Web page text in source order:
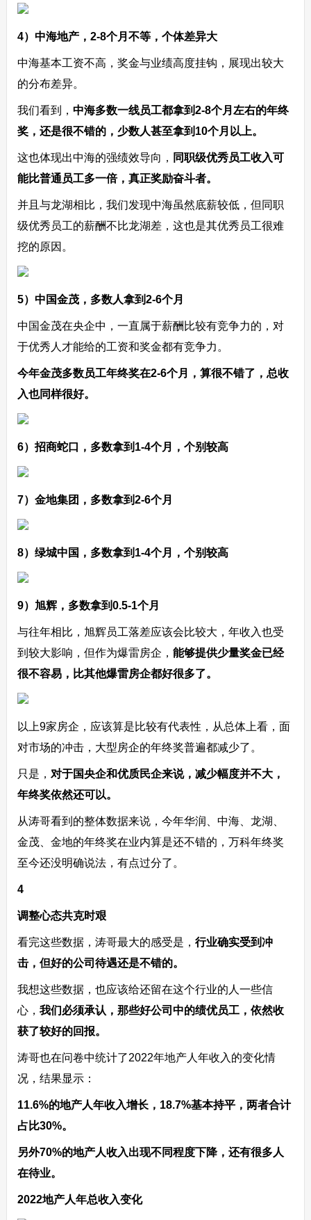
4）中海地产，2-8个月不等，个体差异大
中海基本工资不高，奖金与业绩高度挂钩，展现出较大
的分布差异。
我们看到， 中海多数一线员工都拿到2-8个月左右的年终
奖，还是很不错的，少数人甚至拿到10个月以上。
这也体现出中海的强绩效导向， 同职级优秀员工收入可
能比普通员工多一倍，真正奖励奋斗者。
并且与龙湖相比，我们发现中海虽然底薪较低，但同职
级优秀员工的薪酬不比龙湖差，这也是其优秀员工很难
挖的原因。
5）中国金茂，多数人拿到2-6个月
中国金茂在央企中，一直属于薪酬比较有竞争力的，对
于优秀人才能给的工资和奖金都有竞争力。
今年金茂多数员工年终奖在2-6个月，算很不错了，总收
入也同样很好。
6）招商蛇口，多数拿到1-4个月，个别较高
7）金地集团，多数拿到2-6个月
8）绿城中国，多数拿到1-4个月，个别较高
9）旭辉，多数拿到0.5-1个月
与往年相比，旭辉员工落差应该会比较大，年收入也受
到较大影响，但作为爆雷房企， 能够提供少量奖金已经
很不容易，比其他爆雷房企都好很多了。
以上9家房企，应该算是比较有代表性，从总体上看，面
对市场的冲击，大型房企的年终奖普遍都减少了。
只是， 对于国央企和优质民企来说，减少幅度并不大，
年终奖依然还可以。
从涛哥看到的整体数据来说，今年华润、中海、龙湖、
金茂、金地的年终奖在业内算是还不错的，万科年终奖
至今还没明确说法，有点过分了。
4
调整心态共克时艰
看完这些数据，涛哥最大的感受是， 行业确实受到冲
击，但好的公司待遇还是不错的。
我想这些数据，也应该给还留在这个行业的人一些信
心， 我们必须承认，那些好公司中的绩优员工，依然收
获了较好的回报。
涛哥也在问卷中统计了2022年地产人年收入的变化情
况，结果显示：
11.6%的地产人年收入增长，18.7%基本持平，两者合计
占比30%。
另外70%的地产人收入出现不同程度下降，还有很多人
在待业。
2022地产人年总收入变化